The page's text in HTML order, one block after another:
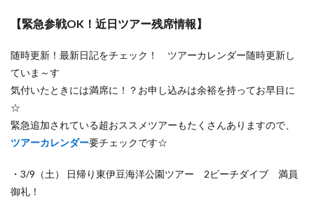
【緊急参戦OK！近日ツアー残席情報】
随時更新！最新日記をチェック！ ツアーカレンダー随時更新し
ていま～す
気付いたときには満席に！？お申し込みは余裕を持ってお早目に
☆
緊急追加されている超おススメツアーもたくさんありますので、
ツアーカレンダー要チェックです☆
・3/9（土） 日帰り東伊豆海洋公園ツアー 2ビーチダイブ 満員
御礼！